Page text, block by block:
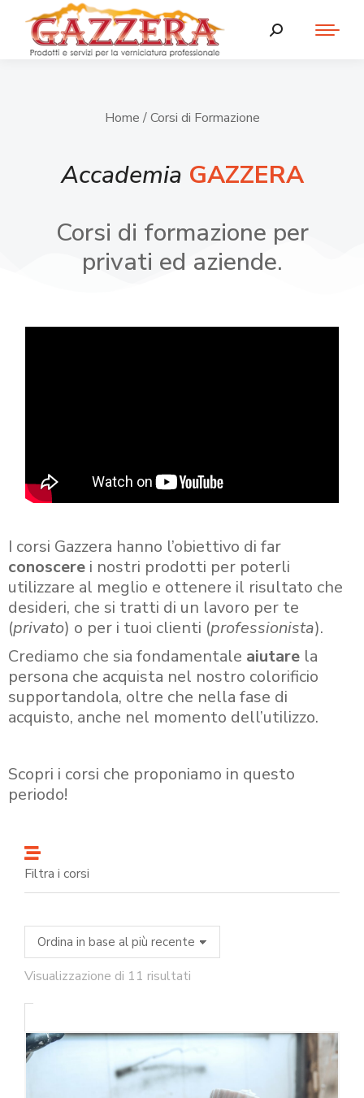
Home / Corsi di Formazione
Accademia GAZZERA
Corsi di formazione per
privati ed aziende.
I corsi Gazzera hanno l’obiettivo di far
conoscere i nostri prodotti per poterli
utilizzare al meglio e ottenere il risultato che
desideri, che si tratti di un lavoro per te
(privato) o per i tuoi clienti (professionista).
Crediamo che sia fondamentale aiutare la
persona che acquista nel nostro colorificio
supportandola, oltre che nella fase di
acquisto, anche nel momento dell’utilizzo.
Scopri i corsi che proponiamo in questo
periodo!
Filtra i corsi
Visualizzazione di 11 risultati